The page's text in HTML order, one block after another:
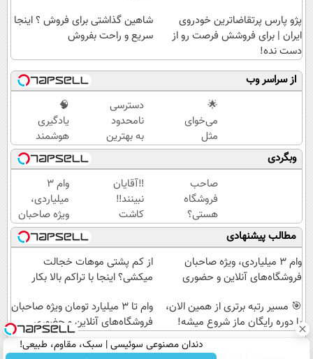
پژو پارس پرتقاضاترین خودروی
ایران | برای فروشش فرصت رو از
دست نده!
شاهین گذاشتی برای فروش ؟ اینجا
سریع و راحت بفروش
از سراسر وب
🌟
می‌خوای
مثل
رتبه‌برترها
بدرخشی؟
همین
الان دوره
الماس
ماز رو
شروع ک
دسترسی
نامحدود
به بهترین
آموزش‌ها
تا روز
کنکور
🧠
یادگیری
هوشمند
یعنی ماز!
جمع‌بندی
تابستون
رایگان رو
از دست
نده 📘
وبگردی
صاحب
فروشگاه
هستی؟
وام تا ۳
میلیارد
تومان
بگیر
‼️آقایان
نبینند‼️
کاشت
موی
طبیعی با
جدیدترین
متد روز
وام ۳
میلیاردی،
ویژه صاحبان
فروشگاه‌های
آنلاین و
حضوری
مطالب پیشنهادی
وام ۳ میلیاردی، ویژه صاحبان
فروشگاه‌های آنلاین و حضوری
از کم پشتی موهات خجالت
میکشی؟ اینجا با تراکم بالا بکار
🎯 مسیر رتبه برتری از همین الان،
با دوره رایگان ماز شروع میشه!
وام تا ۳ میلیارد تومان ویژه صاحبان
فروشگاه‌های آنلاین و حضوری
دندان مصنوعی سوئیسی | سبک، مقاوم، طبیعی!